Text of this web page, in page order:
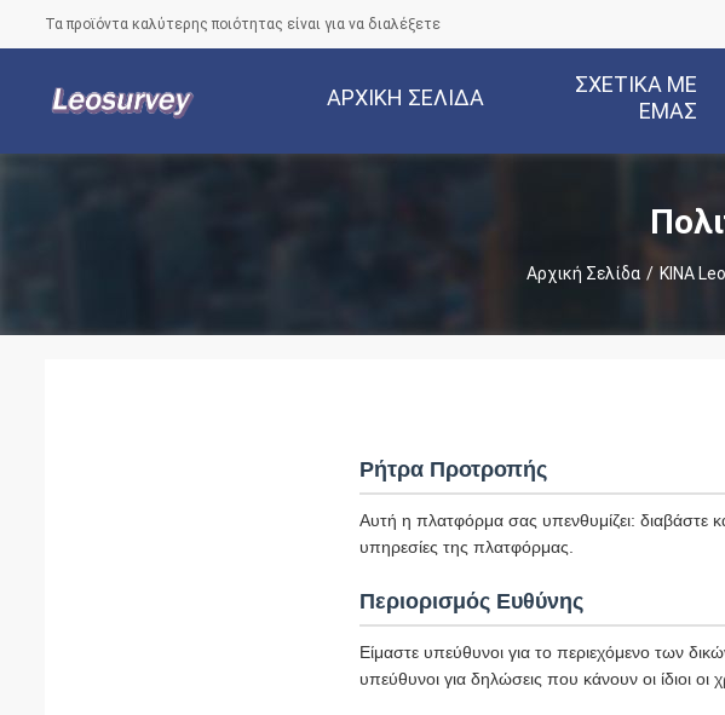
Τα προϊόντα καλύτερης ποιότητας είναι για να διαλέξετε
ΑΡΧΙΚΉ ΣΕΛΊΔΑ
ΣΧΕΤΙΚΆ ΜΕ
ΕΜΆΣ
Αρχική Σελίδα / ΚΙΝΑ
Ρήτρα Προτροπής
Αυτή η πλατφόρμα σας υπενθυμίζει: διαβάστε
υπηρεσίες της πλατφόρμας.
Περιορισμός Ευθύνης
Είμαστε υπεύθυνοι για το περιεχόμενο των
υπεύθυνοι για δηλώσεις που κάνουν οι ίδιοι οι